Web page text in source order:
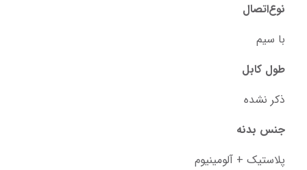
نوع‌اتصال
با‌ سیم
طول کابل
ذکر نشده
جنس بدنه
پلاستیک + آلومینیوم